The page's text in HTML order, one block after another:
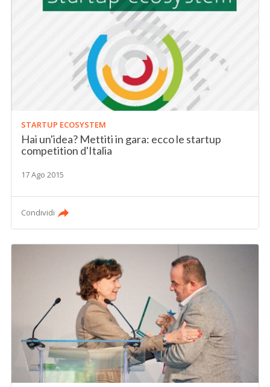
STARTUP ECOSYSTEM
Hai un'idea? Mettiti in gara: ecco le startup
competition d'Italia
17 Ago 2015
Condividi